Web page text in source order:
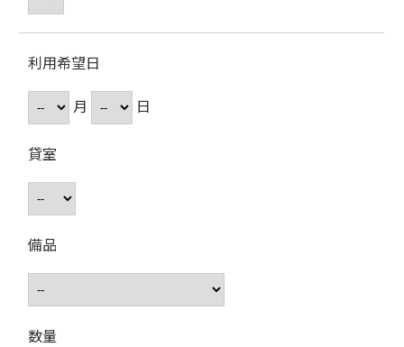
利用希望日
月
日
貸室
備品
数量